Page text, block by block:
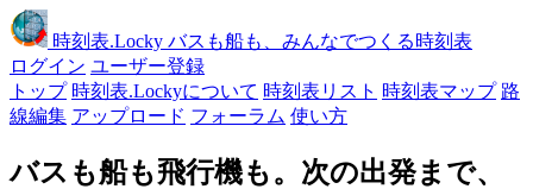
時刻表.Locky バスも船も、みんなでつくる時刻表
ログイン ユーザー登録
トップ 時刻表.Lockyについて 時刻表リスト 時刻表マップ 路
線編集 アップロード フォーラム 使い方
バスも船も飛行機も。次の出発まで、